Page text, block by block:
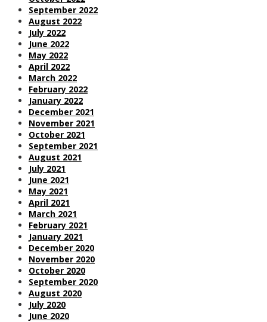
September 2022
August 2022
July 2022
June 2022
May 2022
April 2022
March 2022
February 2022
January 2022
December 2021
November 2021
October 2021
September 2021
August 2021
July 2021
June 2021
May 2021
April 2021
March 2021
February 2021
January 2021
December 2020
November 2020
October 2020
September 2020
August 2020
July 2020
June 2020